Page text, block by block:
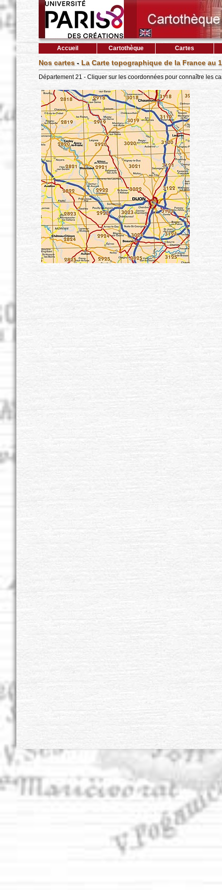
Accueil Cartothèque Cartes
Nos cartes- La Carte topographique de la France au
Département 21 - Cliquer sur les coordonnées pour connaître les